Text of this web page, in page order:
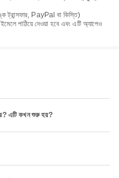
ট্রান্সফার, PayPal বা কিস্তি)
পাঠিয়ে দেওয়া হবে এবং এটি অ্যাপেও
এটি কখন শুরু হয়?